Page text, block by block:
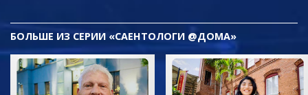
БОЛЬШЕ ИЗ СЕРИИ «САЕНТОЛОГИ @ДОМА»